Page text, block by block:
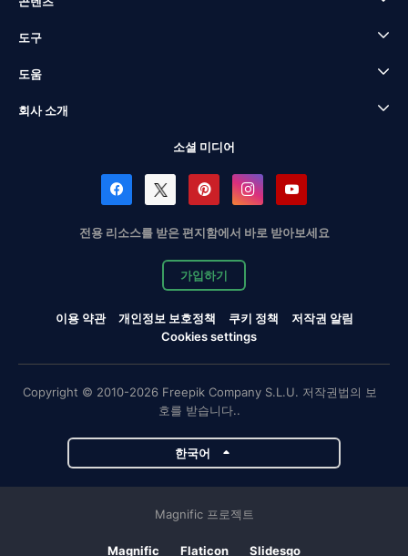
도구
도움
회사 소개
소셜 미디어
전용 리소스를 받은 편지함에서 바로 받아보세요
가입하기
이용 약관 개인정보 보호정책 쿠키 정책
저작권 알림
Cookies settings
Copyright © 2010-2026 Freepik Company S.L.U. 저작권법의 보
호를 받습니다..
한국어
Magnific 프로젝트
Magnific Flaticon Slidesgo